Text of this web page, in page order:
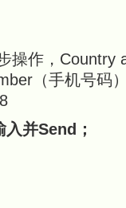
操作，Country
（手机号码
并Send；